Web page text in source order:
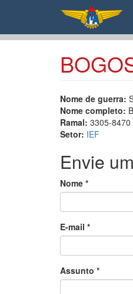
conteúdo
Nome de guerra:
Nome completo:
Ramal: 3305-8470
Setor: IEF
Envie
Nome *
E-mail *
Assunto *